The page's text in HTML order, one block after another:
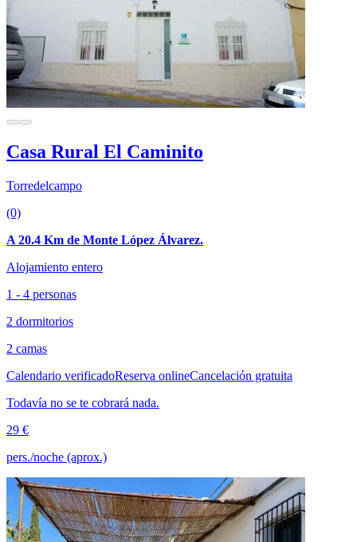
Casa Rural El Caminito
Torredelcampo
(0)
A 20.4 Km de Monte López Álvarez.
Alojamiento entero
1 - 4 personas
2 dormitorios
2 camas
Calendario verificadoReserva onlineCancelación gratuita
Todavía no se te cobrará nada.
29 €
pers./noche (aprox.)